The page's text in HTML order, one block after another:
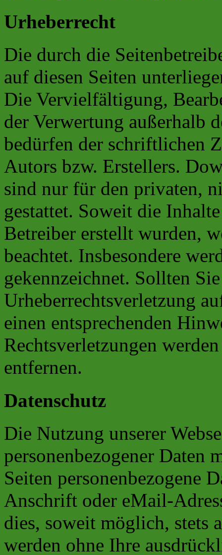
Urheberrecht
Die durch die
auf diesen Seiten
Die Vervielfältigung,
der Verwertung außerhalb
bedürfen der schriftlichen
Autors bzw. Erstellers.
sind nur für den privaten,
gestattet. Soweit die
Betreiber erstellt wurden,
beachtet. Insbesondere
gekennzeichnet. Sollten
Urheberrechtsverletzung
einen entsprechenden
Rechtsverletzungen
entfernen.
Datenschutz
Die Nutzung unserer
personenbezogener Daten
Seiten personenbezogene
Anschrift oder eMail-
dies, soweit möglich, stets
werden ohne Ihre